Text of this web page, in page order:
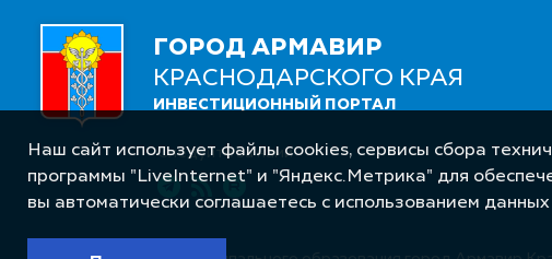
ГОРОД АРМАВИР
КРАСНОДАРСКОГО КРАЯ
ИНВЕСТИЦИОННЫЙ ПОРТАЛ
Следуйте за нами
Наш сайт использует файлы cookies, сервисы сбора
программы "LiveInternet" и "Яндекс.Метрика" для
вы автоматически соглашаетесь с использованием данных